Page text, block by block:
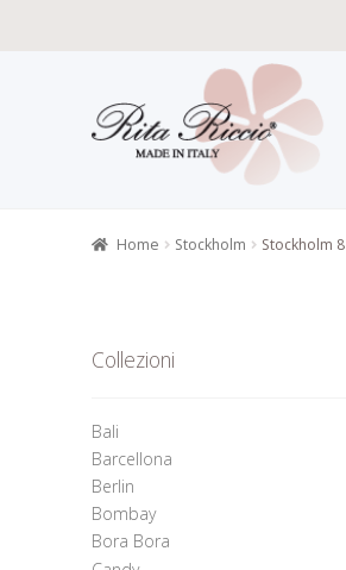
alla
navigazione
contenuto
Home Stockholm Stockholm 8
Collezioni
Bali
Barcellona
Berlin
Bombay
Bora Bora